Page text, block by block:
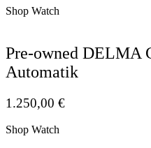
Shop Watch
Pre-owned DELMA
Automatik
1.250,00 €
Shop Watch